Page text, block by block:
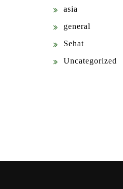
asia
general
Sehat
Uncategorized